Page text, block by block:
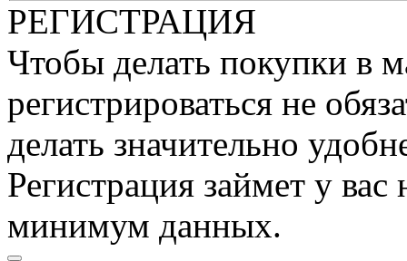
РЕГИСТРАЦИЯ
Чтобы делать покупки в
регистрироваться не
делать значительно
Регистрация займет у
минимум данных.